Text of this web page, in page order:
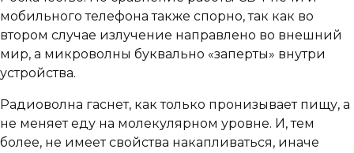
мобильного телефона также спорно, так как во
втором случае излучение направлено во внешний
мир, а микроволны буквально «заперты» внутри
устройства.
Радиоволна гаснет, как только пронизывает пищу, а
не меняет еду на молекулярном уровне. И, тем
более, не имеет свойства накапливаться, иначе